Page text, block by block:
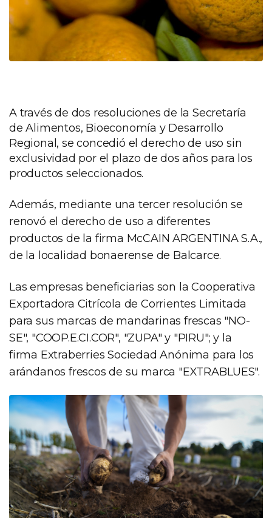
A través de dos resoluciones de la Secretaría
de Alimentos, Bioeconomía y Desarrollo
Regional, se concedió el derecho de uso sin
exclusividad por el plazo de dos años para los
productos seleccionados.
Además, mediante una tercer resolución se
renovó el derecho de uso a diferentes
productos de la firma McCAIN ARGENTINA S.A.,
de la localidad bonaerense de Balcarce.
Las empresas beneficiarias son la Cooperativa
Exportadora Citrícola de Corrientes Limitada
para sus marcas de mandarinas frescas "NO-
SE", "COOP.E.CI.COR", "ZUPA" y "PIRU"; y la
firma Extraberries Sociedad Anónima para los
arándanos frescos de su marca "EXTRABLUES".